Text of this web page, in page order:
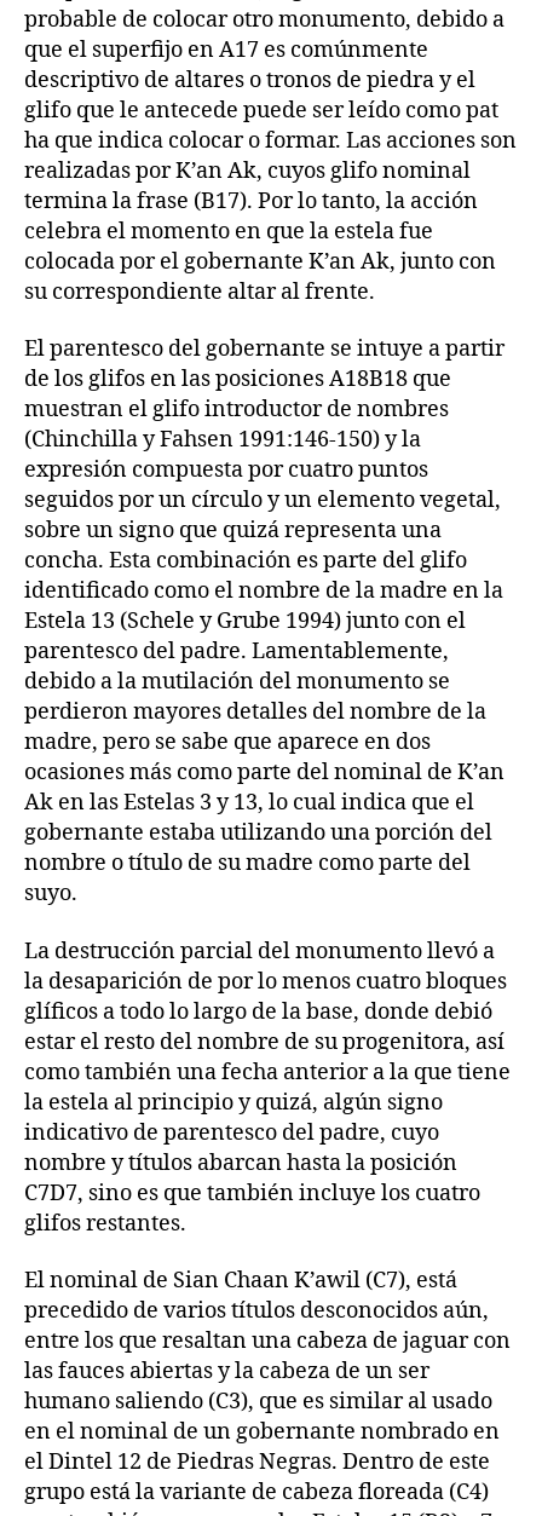
probable de colocar otro monumento, debido a
que el superfijo en A17 es comúnmente
descriptivo de altares o tronos de piedra y el
glifo que le antecede puede ser leído como pat
ha que indica colocar o formar. Las acciones son
realizadas por K’an Ak, cuyos glifo nominal
termina la frase (B17). Por lo tanto, la acción
celebra el momento en que la estela fue
colocada por el gobernante K’an Ak, junto con
su correspondiente altar al frente.
El parentesco del gobernante se intuye a partir
de los glifos en las posiciones A18B18 que
muestran el glifo introductor de nombres
(Chinchilla y Fahsen 1991:146-150) y la
expresión compuesta por cuatro puntos
seguidos por un círculo y un elemento vegetal,
sobre un signo que quizá representa una
concha. Esta combinación es parte del glifo
identificado como el nombre de la madre en la
Estela 13 (Schele y Grube 1994) junto con el
parentesco del padre. Lamentablemente,
debido a la mutilación del monumento se
perdieron mayores detalles del nombre de la
madre, pero se sabe que aparece en dos
ocasiones más como parte del nominal de K’an
Ak en las Estelas 3 y 13, lo cual indica que el
gobernante estaba utilizando una porción del
nombre o título de su madre como parte del
suyo.
La destrucción parcial del monumento llevó a
la desaparición de por lo menos cuatro bloques
glíficos a todo lo largo de la base, donde debió
estar el resto del nombre de su progenitora, así
como también una fecha anterior a la que tiene
la estela al principio y quizá, algún signo
indicativo de parentesco del padre, cuyo
nombre y títulos abarcan hasta la posición
C7D7, sino es que también incluye los cuatro
glifos restantes.
El nominal de Sian Chaan K’awil (C7), está
precedido de varios títulos desconocidos aún,
entre los que resaltan una cabeza de jaguar con
las fauces abiertas y la cabeza de un ser
humano saliendo (C3), que es similar al usado
en el nominal de un gobernante nombrado en
el Dintel 12 de Piedras Negras. Dentro de este
grupo está la variante de cabeza floreada (C4)